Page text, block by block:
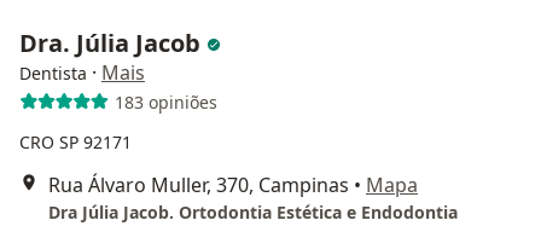
Dra. Júlia Jacob
Dentista · Mais
183 opiniões
CRO SP 92171
Rua Álvaro Muller, 370, Campinas • Mapa
Dra Júlia Jacob. Ortodontia Estética e Endodontia